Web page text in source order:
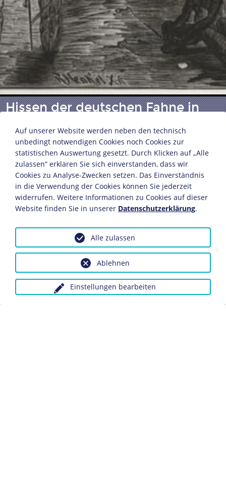
Hissen der deutschen Fahne in
Deutsch-Ostafrika
Zeichnung
in: Deutsche Illustrierte Zeitung, Bd.II, S.68
Deutsch-Ostafrika, 2. Januar 1885
18 x 24 cm
Bildnachweis: Deutsches Historisches Museum,
Dieses Objekt ist eingebunden in folgende LeMO-Seite:
Chronik 1885
Auf unserer Website werden neben den technisch
unbedingt notwendigen Cookies noch Cookies zur
statistischen Auswertung gesetzt. Durch Klicken auf „Alle
zulassen“ erklären Sie sich einverstanden, dass wir
Cookies zu Analyse-Zwecken setzen. Das Einverständnis
in die Verwendung der Cookies können Sie jederzeit
widerrufen. Weitere Informationen zu Cookies auf dieser
Website finden Sie in unserer Datenschutzerklärung.
Einstellungen bearbeiten
Ablehnen
Alle zulassen